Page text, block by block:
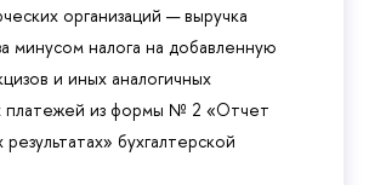
организаций — выручка
минусом налога на добавленную
и иных аналогичных
платежей из формы № 2 «Отчет
бухгалтерской